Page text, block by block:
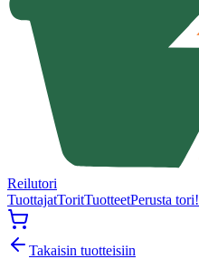
Reilutori
TuottajatToritTuotteetPerusta tori!
Takaisin tuotteisiin